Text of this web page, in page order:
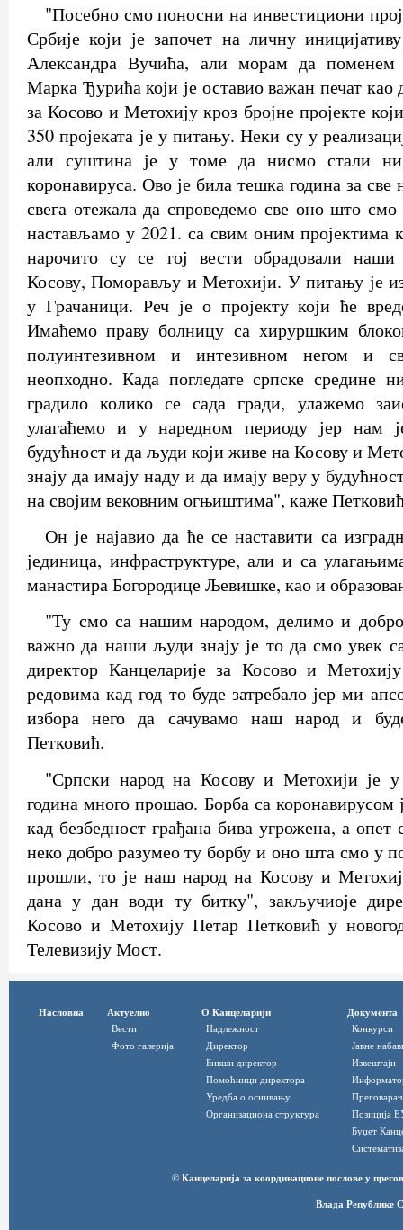
"Посебно смо поносни на инвестициони
Србије који је започет на личну
Александра Вучића, али морам да поменем
Марка Ђурића који је оставио важан печат као
за Косово и Метохију кроз бројне пројекте
350 пројеката је у питању. Неки су у
али суштина је у томе да нисмо стали
коронавируса. Ово је била тешка година за све
свега отежала да спроведемо све оно што
настављамо у 2021. са свим оним пројектима
нарочито су се тој вести обрадовали
Косову, Поморављу и Метохији. У питању је
у Грачаници. Реч је о пројекту који ће
Имаћемо праву болницу са хируршким
полуинтезивном и интезивном негом и
неопходно. Када погледате српске средине
градило колико се сада гради, улажемо
улагаћемо и у наредном периоду јер нам
будућност и да људи који живе на Косову и
знају да имају наду и да имају веру у
на својим вековним огњиштима", каже
Он је најавио да ће се наставити са
јединица, инфраструктуре, али и са
манастира Богородице Љевишке, као и
"Ту смо са нашим народом, делимо и
важно да наши људи знају је то да смо увек
директор Канцеларије за Косово и
редовима кад год то буде затребало јер ми
избора него да сачувамо наш народ и
Петковић.
"Српски народ на Косову и Метохији је у
година много прошао. Борба са коронавирусом
кад безбедност грађана бива угрожена, а опет
неко добро разумео ту борбу и оно шта смо у
прошли, то је наш народ на Косову и
дана у дан води ту битку", закључиоје
Косово и Метохију Петар Петковић у
Телевизију Мост.
Насловна Актуелно
Вести
Фото галерија
О Канцеларији
Надлежност
Директор
Бивши директор
Помоћници директора
Уредба о оснивању
Организациона структура
Документа
Конкурси
Јавне
Извештаји
Позиција
Буџет
© Канцеларија за координационе послове у
Влада Републике